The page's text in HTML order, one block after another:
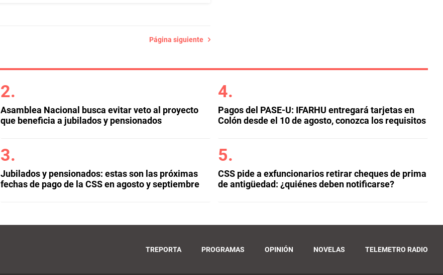
Página siguiente
Asamblea Nacional busca evitar veto al proyecto
que beneficia a jubilados y pensionados
Jubilados y pensionados: estas son las próximas
fechas de pago de la CSS en agosto y septiembre
Pagos del PASE-U: IFARHU entregará tarjetas en
Colón desde el 10 de agosto, conozca los requisitos
CSS pide a exfuncionarios retirar cheques de prima
de antigüedad: ¿quiénes deben notificarse?
TREPORTA PROGRAMAS OPINIÓN NOVELAS TELEMETRO RADIO